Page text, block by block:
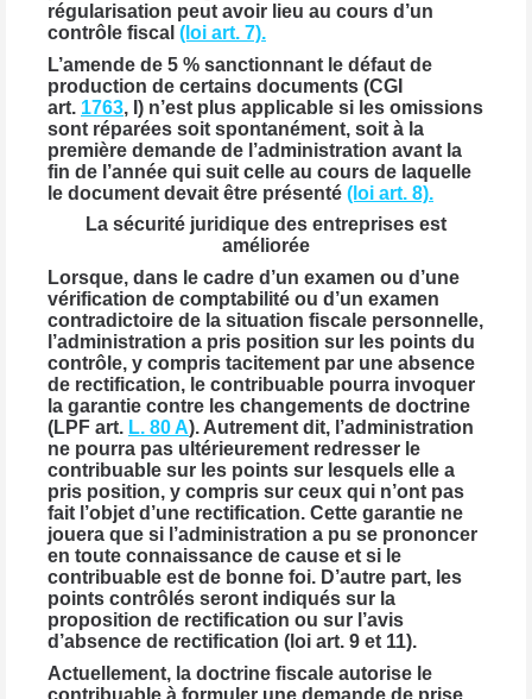
régularisation peut avoir lieu au cours d’un
contrôle fiscal (loi art. 7).
L’amende de 5 % sanctionnant le défaut de
production de certains documents (CGI
art. 1763, I) n’est plus applicable si les omissions
sont réparées soit spontanément, soit à la
première demande de l’administration avant la
fin de l’année qui suit celle au cours de laquelle
le document devait être présenté (loi art. 8).
La sécurité juridique des entreprises est
améliorée
Lorsque, dans le cadre d’un examen ou d’une
vérification de comptabilité ou d’un examen
contradictoire de la situation fiscale personnelle,
l’administration a pris position sur les points du
contrôle, y compris tacitement par une absence
de rectification, le contribuable pourra invoquer
la garantie contre les changements de doctrine
(LPF art. L. 80 A). Autrement dit, l’administration
ne pourra pas ultérieurement redresser le
contribuable sur les points sur lesquels elle a
pris position, y compris sur ceux qui n’ont pas
fait l’objet d’une rectification. Cette garantie ne
jouera que si l’administration a pu se prononcer
en toute connaissance de cause et si le
contribuable est de bonne foi. D’autre part, les
points contrôlés seront indiqués sur la
proposition de rectification ou sur l’avis
d’absence de rectification (loi art. 9 et 11).
Actuellement, la doctrine fiscale autorise le
contribuable à formuler une demande de prise